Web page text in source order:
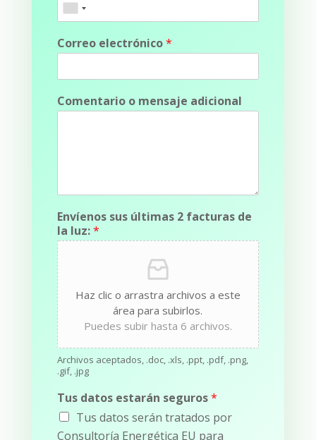
Correo electrónico*
Comentario o mensaje adicional
Envíenos sus últimas 2 facturas de
la luz:*
Haz clic o arrastra archivos a este
área para subirlos.
Puedes subir hasta 6 archivos.
Archivos aceptados, .doc, .xls, .ppt, .pdf, .png,
.gif, .jpg
Tus datos estarán seguros*
Tus datos serán tratados por
Consultoría Energética EU para